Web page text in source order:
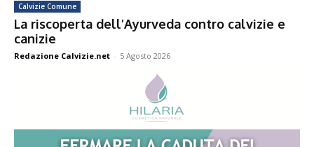
Calvizie Comune
La riscoperta dell’Ayurveda contro calvizie e
canizie
Redazione Calvizie.net - 5 Agosto 2026